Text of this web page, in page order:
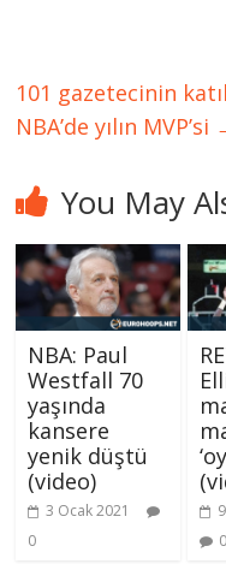
101 gazetecinin
NBA’de yılın MVP’si
You May
NBA: Paul
Westfall 70
yaşında
kansere
yenik düştü
(video)
3 Ocak 2021
0
0